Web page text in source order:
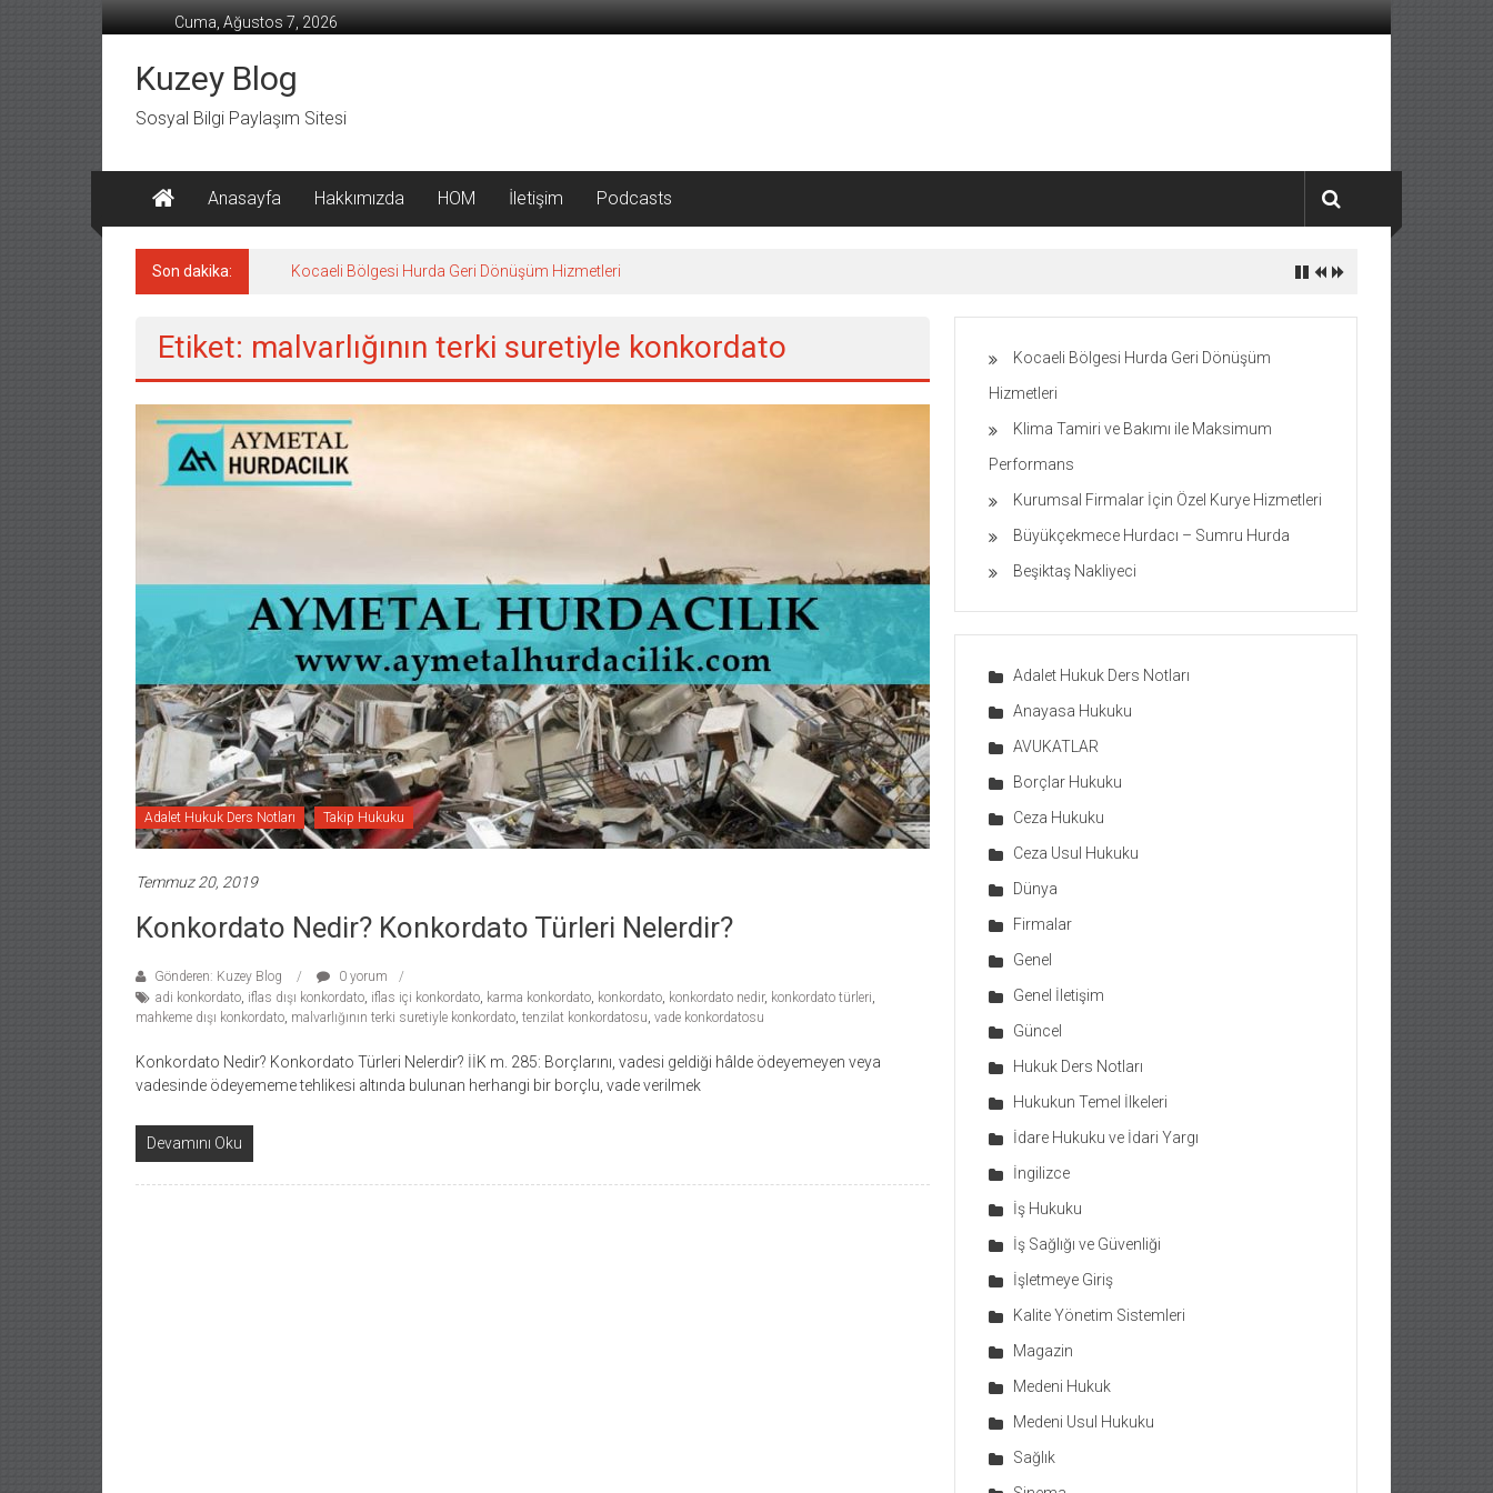
geç
Cuma, Ağustos 7, 2026
Kuzey Blog
Sosyal Bilgi Paylaşım Sitesi
Anasayfa Hakkımızda HOM İletişim Podcasts
Son dakika: Kocaeli Bölgesi Hurda Geri Dönüşüm Hizmetleri
Etiket: malvarlığının terki suretiyle konkordato
Adalet Hukuk Ders Notları Takip Hukuku
Temmuz 20, 2019
Konkordato Nedir? Konkordato Türleri Nelerdir?
Gönderen: Kuzey Blog
0 yorum
adi konkordato, iflas dışı konkordato, iflas içi konkordato, karma konkordato, konkordato, konkordato nedir, konkordato türleri,
mahkeme dışı konkordato, malvarlığının terki suretiyle konkordato, tenzilat konkordatosu, vade konkordatosu
Konkordato Nedir? Konkordato Türleri Nelerdir? İİK m. 285: Borçlarını, vadesi geldiği hâlde ödeyemeyen veya
vadesinde ödeyememe tehlikesi altında bulunan herhangi bir borçlu, vade verilmek
Devamını Oku
Kocaeli Bölgesi Hurda Geri Dönüşüm
Hizmetleri
Klima Tamiri ve Bakımı ile Maksimum
Performans
Kurumsal Firmalar İçin Özel Kurye Hizmetleri
Büyükçekmece Hurdacı – Sumru Hurda
Beşiktaş Nakliyeci
Adalet Hukuk Ders Notları
Anayasa Hukuku
AVUKATLAR
Borçlar Hukuku
Ceza Hukuku
Ceza Usul Hukuku
Dünya
Firmalar
Genel
Genel İletişim
Güncel
Hukuk Ders Notları
Hukukun Temel İlkeleri
İdare Hukuku ve İdari Yargı
İngilizce
İş Hukuku
İş Sağlığı ve Güvenliği
İşletmeye Giriş
Kalite Yönetim Sistemleri
Magazin
Medeni Hukuk
Medeni Usul Hukuku
Sağlık